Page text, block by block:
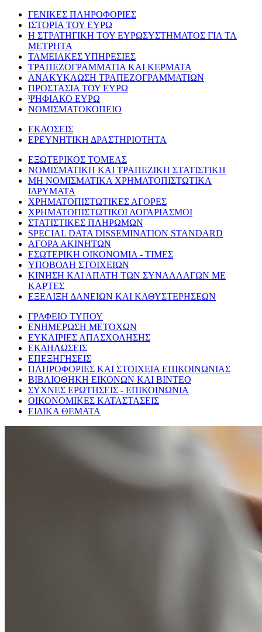
ΓΕΝΙΚΕΣ ΠΛΗΡΟΦΟΡΙΕΣ
ΙΣΤΟΡΙΑ ΤΟΥ ΕΥΡΩ
Η ΣΤΡΑΤΗΓΙΚΗ ΤΟΥ ΕΥΡΩΣΥΣΤΗΜΑΤΟΣ ΓΙΑ ΤΑ
ΜΕΤΡΗΤΑ
ΤΑΜΕΙΑΚΕΣ ΥΠΗΡΕΣΙΕΣ
ΤΡΑΠΕΖΟΓΡΑΜΜΑΤΙΑ ΚΑΙ ΚΕΡΜΑΤΑ
ΑΝΑΚΥΚΛΩΣΗ ΤΡΑΠΕΖΟΓΡΑΜΜΑΤΙΩΝ
ΠΡΟΣΤΑΣΙΑ ΤΟΥ ΕΥΡΩ
ΨΗΦΙΑΚΟ ΕΥΡΩ
ΝΟΜΙΣΜΑΤΟΚΟΠΕΙΟ
ΕΚΔΟΣΕΙΣ
ΕΡΕΥΝΗΤΙΚΗ ΔΡΑΣΤΗΡΙΟΤΗΤΑ
ΕΞΩΤΕΡΙΚΟΣ ΤΟΜΕΑΣ
ΝΟΜΙΣΜΑΤΙΚΗ ΚΑΙ ΤΡΑΠΕΖΙΚΗ ΣΤΑΤΙΣΤΙΚΗ
ΜΗ ΝΟΜΙΣΜΑΤΙΚΑ ΧΡΗΜΑΤΟΠΙΣΤΩΤΙΚΑ
ΙΔΡΥΜΑΤΑ
ΧΡΗΜΑΤΟΠΙΣΤΩΤΙΚΕΣ ΑΓΟΡΕΣ
ΧΡΗΜΑΤΟΠΙΣΤΩΤΙΚΟΙ ΛΟΓΑΡΙΑΣΜΟΙ
ΣΤΑΤΙΣΤΙΚΕΣ ΠΛΗΡΩΜΩΝ
SPECIAL DATA DISSEMINATION STANDARD
ΑΓΟΡΑ ΑΚΙΝΗΤΩΝ
ΕΣΩΤΕΡΙΚΗ ΟΙΚΟΝΟΜΙΑ - ΤΙΜΕΣ
ΥΠΟΒΟΛΗ ΣΤΟΙΧΕΙΩΝ
ΚΙΝΗΣΗ ΚΑΙ ΑΠΑΤΗ ΤΩΝ ΣΥΝΑΛΛΑΓΩΝ ΜΕ
ΚΑΡΤΕΣ
ΕΞΕΛΙΞΗ ΔΑΝΕΙΩΝ ΚΑΙ ΚΑΘΥΣΤΕΡΗΣΕΩΝ
ΓΡΑΦΕΙΟ ΤΥΠΟΥ
ΕΝΗΜΕΡΩΣΗ ΜΕΤΟΧΩΝ
ΕΥΚΑΙΡΙΕΣ ΑΠΑΣΧΟΛΗΣΗΣ
ΕΚΔΗΛΩΣΕΙΣ
ΕΠΕΞΗΓΗΣΕΙΣ
ΠΛΗΡΟΦΟΡΙΕΣ ΚΑΙ ΣΤΟΙΧΕΙΑ ΕΠΙΚΟΙΝΩΝΙΑΣ
ΒΙΒΛΙΟΘΗΚΗ ΕΙΚΟΝΩΝ ΚΑΙ ΒΙΝΤΕΟ
ΣΥΧΝΕΣ ΕΡΩΤΗΣΕΙΣ - ΕΠΙΚΟΙΝΩΝΙΑ
ΟΙΚΟΝΟΜΙΚΕΣ ΚΑΤΑΣΤΑΣΕΙΣ
ΕΙΔΙΚΑ ΘΕΜΑΤΑ